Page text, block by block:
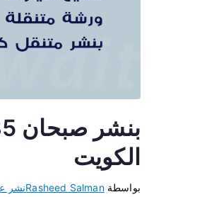
الكويت
بواسطةRasheed Salmanنشر